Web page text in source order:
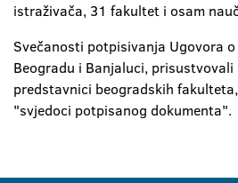
istraživača, 31 fakultet i osam
Svečanosti potpisivanja Ugovora
Beogradu i Banjaluci,
predstavnici beogradskih
"svjedoci potpisanog dokumenta".